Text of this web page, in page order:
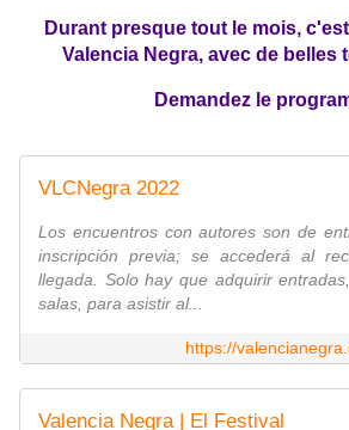
Durant presque tout le mois,
Valencia Negra, avec de belles
Demandez le
VLCNegra 2022
Los encuentros con autores son de
inscripción previa; se accederá al
llegada. Solo hay que adquirir
salas, para asistir al...
https://
Valencia Negra | El Festival